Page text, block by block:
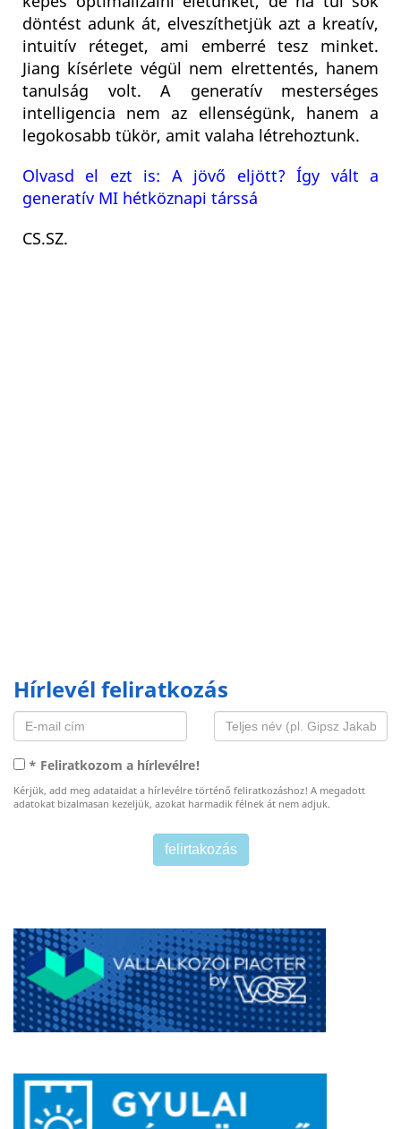
döntést adunk át, elveszíthetjük azt a kreatív,
intuitív réteget, ami emberré tesz minket.
Jiang kísérlete végül nem elrettentés, hanem
tanulság volt. A generatív mesterséges
intelligencia nem az ellenségünk, hanem a
legokosabb tükör, amit valaha létrehoztunk.
Olvasd el ezt is: A jövő eljött? Így vált a
generatív MI hétköznapi társsá
CS.SZ.
Hírlevél feliratkozás
* Feliratkozom a hírlevélre!
Kérjük, add meg adataidat a hírlevélre történő feliratkozáshoz! A megadott
adatokat bizalmasan kezeljük, azokat harmadik félnek át nem adjuk.